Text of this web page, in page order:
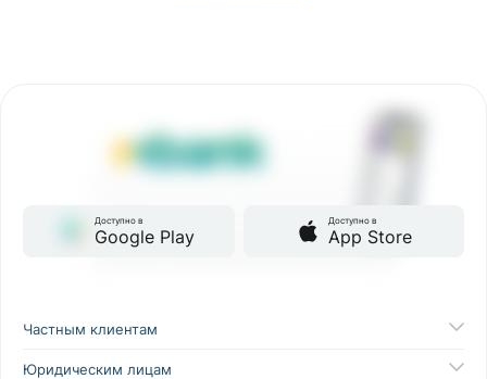
Доступно в
Google Play
Доступно в
App Store
Частным клиентам
Юридическим лицам